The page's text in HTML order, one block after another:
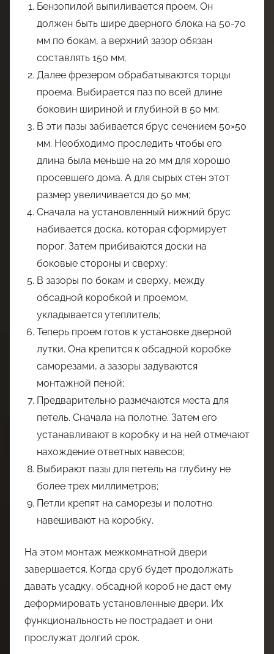
Бензопилой выпиливается проем. Он
должен быть шире дверного блока на 50-70
мм по бокам, а верхний зазор обязан
составлять 150 мм;
Далее фрезером обрабатываются торцы
проема. Выбирается паз по всей длине
боковин шириной и глубиной в 50 мм;
В эти пазы забивается брус сечением 50×50
мм. Необходимо проследить чтобы его
длина была меньше на 20 мм для хорошо
просевшего дома. А для сырых стен этот
размер увеличивается до 50 мм;
Сначала на установленный нижний брус
набивается доска, которая сформирует
порог. Затем прибиваются доски на
боковые стороны и сверху;
В зазоры по бокам и сверху, между
обсадной коробкой и проемом,
укладывается утеплитель;
Теперь проем готов к установке дверной
лутки. Она крепится к обсадной коробке
саморезами, а зазоры задуваются
монтажной пеной;
Предварительно размечаются места для
петель. Сначала на полотне. Затем его
устанавливают в коробку и на ней отмечают
нахождение ответных навесов;
Выбирают пазы для петель на глубину не
более трех миллиметров;
Петли крепят на саморезы и полотно
навешивают на коробку.
На этом монтаж межкомнатной двери
завершается. Когда сруб будет продолжать
давать усадку, обсадной короб не даст ему
деформировать установленные двери. Их
функциональность не пострадает и они
прослужат долгий срок.